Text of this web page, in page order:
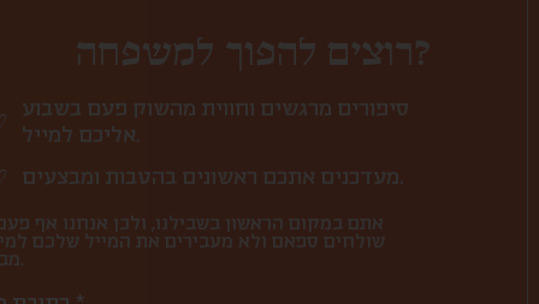
רוצים להפוך למשפחה?
סיפורים מרגשים וחווית מהשוק פעם בשבוע
אתם במקום הראשון בשבילנו, ולכן אנחנו אף
שולחים ספאם ולא מעבירים את המייל שלכם